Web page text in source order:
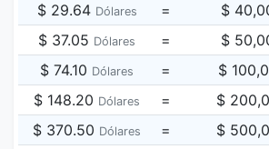
$ 29.64 Dólares = $
$ 37.05 Dólares = $
$ 74.10 Dólares = $
$ 148.20 Dólares = $
$ 370.50 Dólares = $